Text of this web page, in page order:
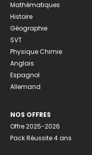
Mathématiques
Histoire
Géographie
SVT
Physique Chimie
Anglais
Espagnol
Allemand
NOS OFFRES
Offre 2025-2026
Pack Réussite 4 ans